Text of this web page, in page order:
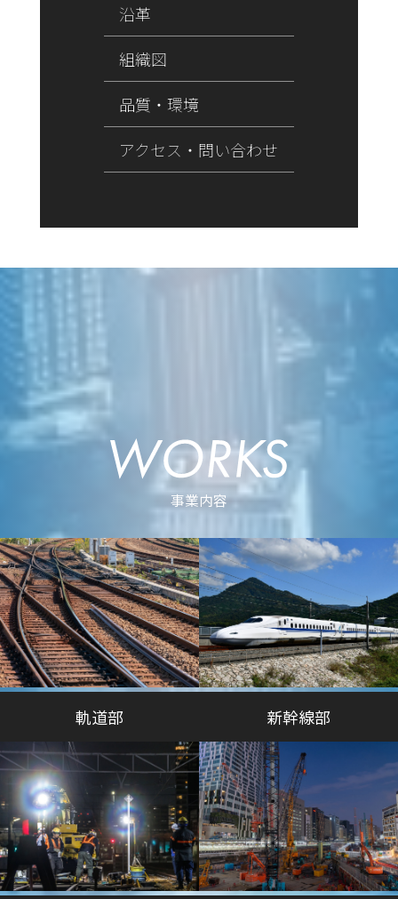
沿革
組織図
品質・環境
アクセス・問い合わせ
事業内容
軌道部 新幹線部